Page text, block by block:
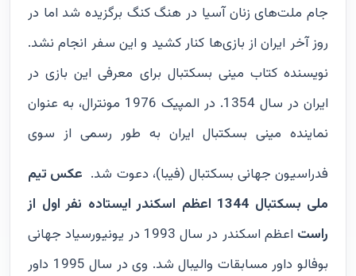
جام ملت‌های زنان آسیا در هنگ کنگ برگزیده شد اما در
روز آخر ایران از بازی‌ها کنار کشید و این سفر انجام نشد.
نویسنده کتاب مینی بسکتبال برای معرفی این بازی در
ایران در سال 1354. در المپیک 1976 مونترال، به عنوان
نماینده مینی بسکتبال ایران به طور رسمی از سوی
فدراسیون جهانی بسکتبال (فیبا)، دعوت شد. عکس تیم
ملی بسکتبال 1344 اعظم اسکندر ایستاده نفر اول از
راست
اعظم اسکندر در سال 1993 در یونیورسیاد جهانی
بوفالو داور مسابقات والیبال شد. وی در سال 1995 داور